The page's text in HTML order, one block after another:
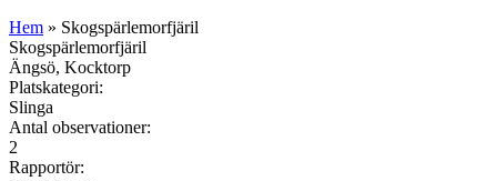
Hem » Skogspärlemorfjäril
Skogspärlemorfjäril
Ängsö, Kocktorp
Platskategori:
Slinga
Antal observationer:
2
Rapportör: